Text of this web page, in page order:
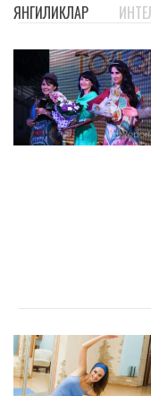
ЯНГИЛИКЛАР